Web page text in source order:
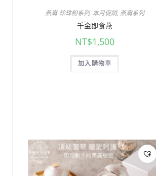
燕窩-珍珠粉系列, 本月促銷, 燕窩系列
千金即食燕
NT$1,500
加入購物車